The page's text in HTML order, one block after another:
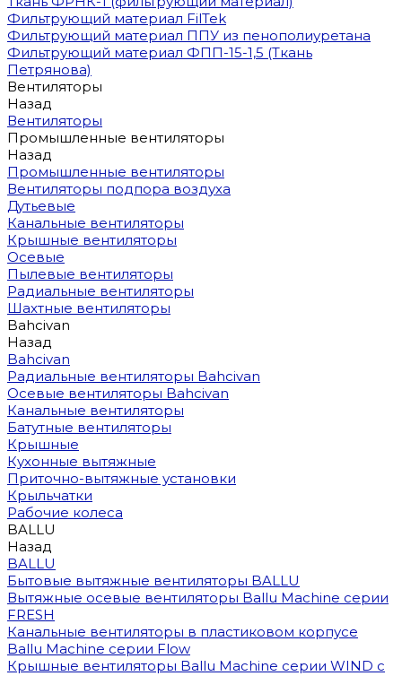
Фильтрующий материал FilTek
Фильтрующий материал ППУ из пенополиуретана
Фильтрующий материал ФПП-15-1,5 (Ткань
Петрянова)
Вентиляторы
Назад
Вентиляторы
Промышленные вентиляторы
Назад
Промышленные вентиляторы
Вентиляторы подпора воздуха
Дутьевые
Канальные вентиляторы
Крышные вентиляторы
Осевые
Пылевые вентиляторы
Радиальные вентиляторы
Шахтные вентиляторы
Bahcivan
Назад
Bahcivan
Радиальные вентиляторы Bahcivan
Осевые вентиляторы Bahcivan
Канальные вентиляторы
Батутные вентиляторы
Крышные
Кухонные вытяжные
Приточно-вытяжные установки
Крыльчатки
Рабочие колеса
BALLU
Назад
BALLU
Бытовые вытяжные вентиляторы BALLU
Вытяжные осевые вентиляторы Ballu Machine серии
FRESH
Канальные вентиляторы в пластиковом корпусе
Ballu Machine серии Flow
Крышные вентиляторы Ballu Machine серии WIND с